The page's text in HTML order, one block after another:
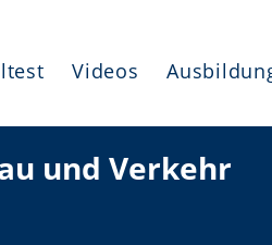
Videos
und Verkehr